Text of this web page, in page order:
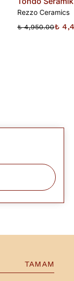
Rezzo Ceramics
₺ 4,950.00₺
TAMAM